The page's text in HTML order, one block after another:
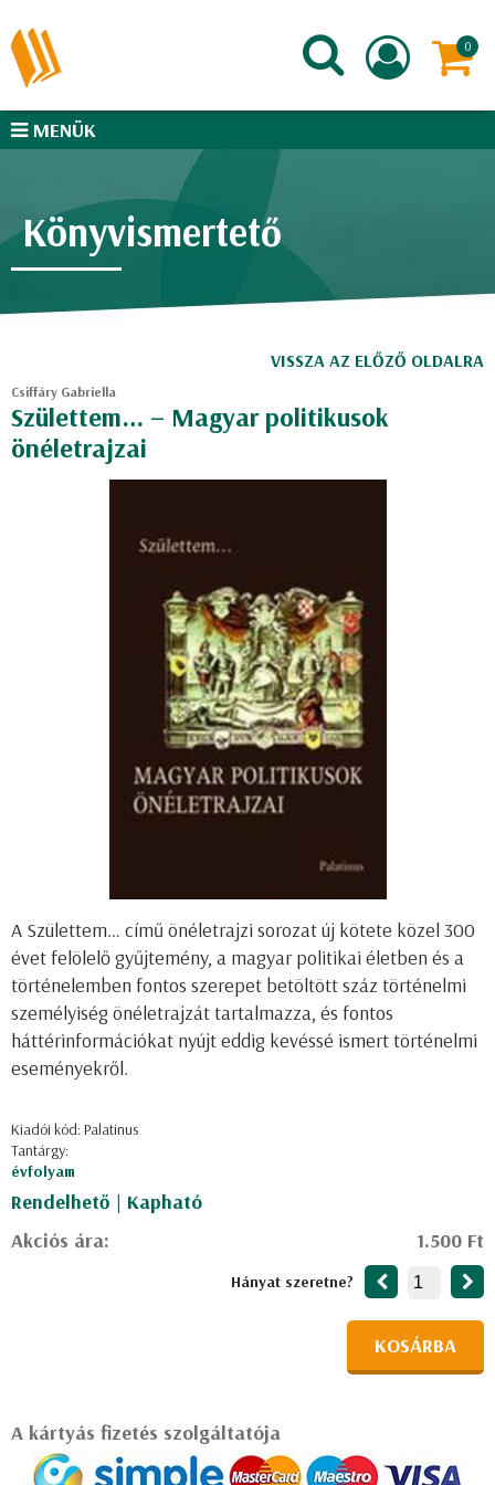
MENÜK
Könyvismertető
VISSZA AZ ELŐZŐ OLDALRA
Csiffáry Gabriella
Születtem… ​– Magyar politikusok
önéletrajzai
A Születtem… című önéletrajzi sorozat új kötete közel 300
évet felölelő gyűjtemény, a magyar politikai életben és a
történelemben fontos szerepet betöltött száz történelmi
személyiség önéletrajzát tartalmazza, és fontos
háttérinformációkat nyújt eddig kevéssé ismert történelmi
eseményekről.
Kiadói kód: Palatinus
Tantárgy:
évfolyam
Rendelhető | Kapható
Akciós ára:
1.500 Ft
Hányat szeretne?
KOSÁRBA
A kártyás fizetés szolgáltatója